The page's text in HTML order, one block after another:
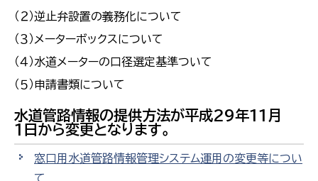
（２）逆止弁設置の義務化について
（３）メーターボックスについて
（４）水道メーターの口径選定基準ついて
（５）申請書類について
水道管路情報の提供方法が平成29年11月
1日から変更となります。
窓口用水道管路情報管理システム運用の変更等につい
て